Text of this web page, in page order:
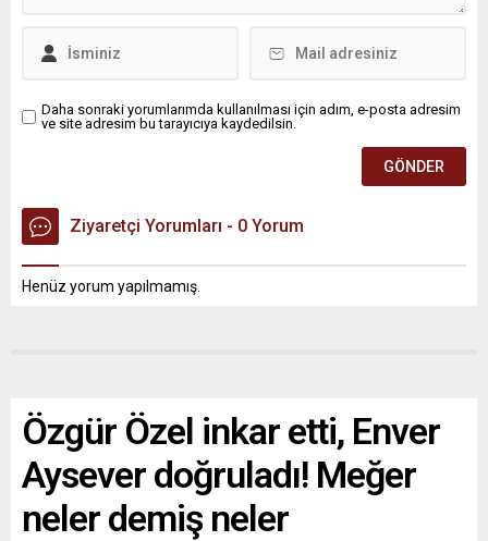
Daha sonraki yorumlarımda kullanılması için adım, e-posta adresim
ve site adresim bu tarayıcıya kaydedilsin.
Ziyaretçi Yorumları - 0 Yorum
Henüz yorum yapılmamış.
Özgür Özel inkar etti, Enver
Aysever doğruladı! Meğer
neler demiş neler